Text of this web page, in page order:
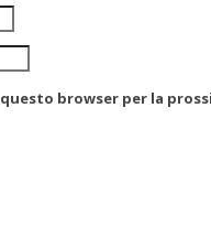
browser per la